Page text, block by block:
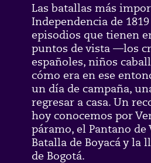
Las batallas más
Independencia de
episodios que tienen
puntos de vista —los
españoles, niños
cómo era en ese
un día de campaña,
regresar a casa. Un
hoy conocemos por
páramo, el Pantano de
Batalla de Boyacá y la
de Bogotá.